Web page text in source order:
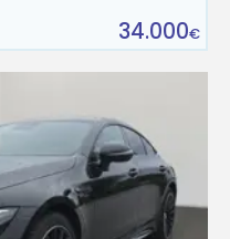
34.000€